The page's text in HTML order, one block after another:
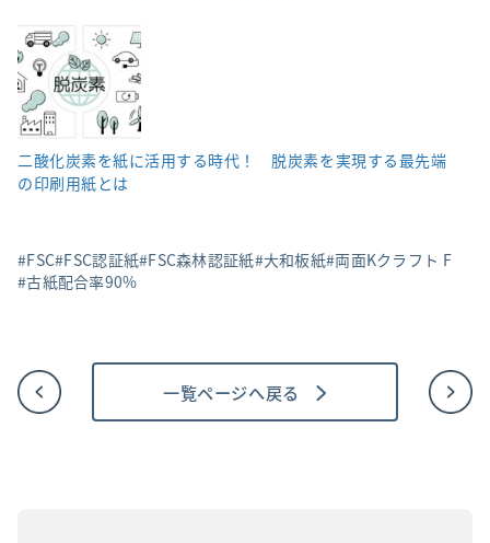
二酸化炭素を紙に活用する時代！ 脱炭素を実現する最先端
の印刷用紙とは
FSC FSC認証紙 FSC森林認証紙 大和板紙 両面Kクラフト F
古紙配合率90%
一覧ページへ戻る